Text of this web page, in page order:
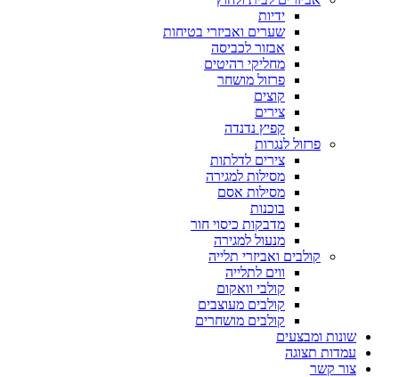
ידיות
שערים ואביזרי בטיחות
אבזור לכביסה
מחליקי רהיטים
פרזול מושחר
קוצים
צירים
קפיץ נדנדה
פרזול לנגרות
צירים לדלתות
מסילות למגירה
מסילות אסם
בוכנות
מדבקות כיסוי חור
מנעול למגירה
קולבים ואביזרי תלייה
ווים לתלייה
קולבי וואקום
קולבים מעוצבים
קולבים מושחרים
שונות ומבצעים
עמדות תצוגה
צור קשר